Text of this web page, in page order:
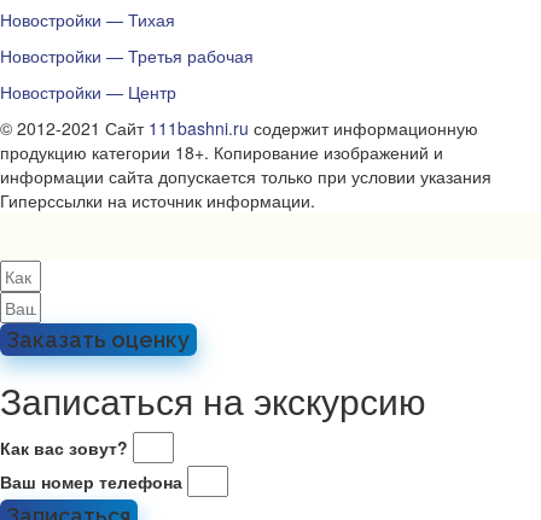
Новостройки — Тихая
Новостройки — Третья рабочая
Новостройки — Центр
© 2012-2021 Сайт 111bashni.ru содержит информационную
продукцию категории 18+. Копирование изображений и
информации сайта допускается только при условии указания
Гиперссылки на источник информации.
Заказать оценку
Записаться на экскурсию
Как вас зовут?
Ваш номер телефона